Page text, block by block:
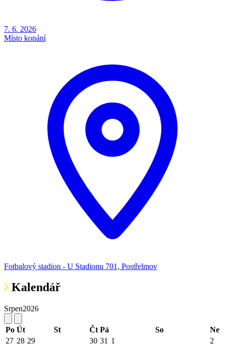
7. 6. 2026
Místo konání
Fotbalový stadion - U Stadionu 701, Postřelmov
Kalendář
Srpen2026
Po Út St Čt Pá So
Ne
27 28 29 30 31 1
2